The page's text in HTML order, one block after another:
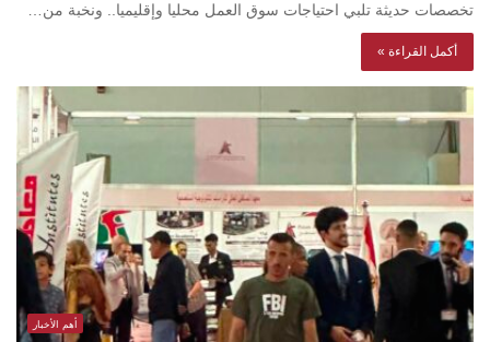
تخصصات حديثة تلبي احتياجات سوق العمل محليا وإقليميا.. ونخبة من…
أكمل القراءة »
أهم الأخبار